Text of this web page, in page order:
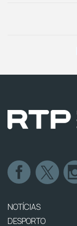
NOTÍCIAS
DESPORTO